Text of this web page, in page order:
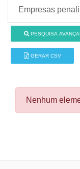
Empresas
PESQUISA
GERAR CSV
Nenhum